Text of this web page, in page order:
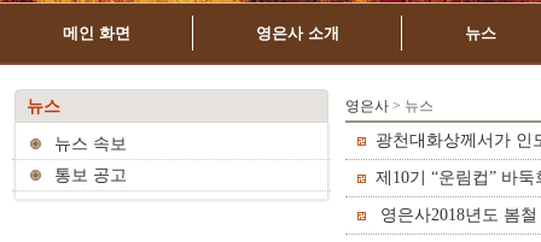
메인 화면 영은사 소개 뉴스
뉴스
뉴스 속보
통보 공고
영은사 > 뉴스
광천대화상께서가 인
제10기 “운림컵” 바
영은사2018년도 봄